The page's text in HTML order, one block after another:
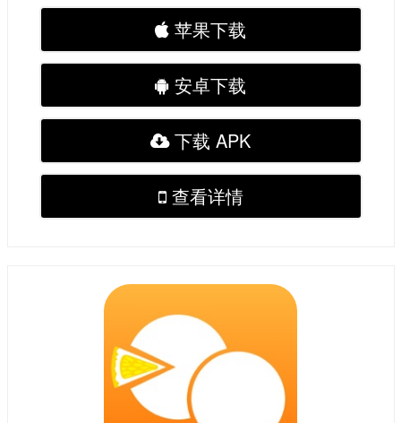
苹果下载
安卓下载
下载 APK
查看详情